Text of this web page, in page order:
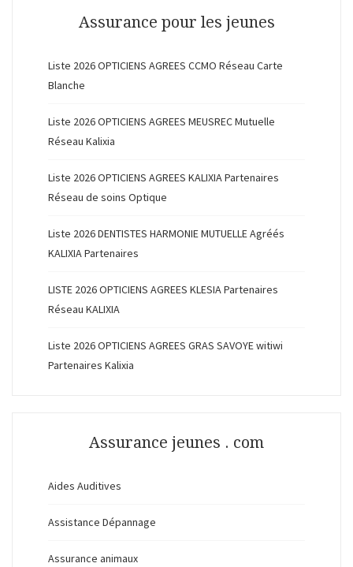
Assurance pour les jeunes
Liste 2026 OPTICIENS AGREES CCMO Réseau Carte
Blanche
Liste 2026 OPTICIENS AGREES MEUSREC Mutuelle
Réseau Kalixia
Liste 2026 OPTICIENS AGREES KALIXIA Partenaires
Réseau de soins Optique
Liste 2026 DENTISTES HARMONIE MUTUELLE Agréés
KALIXIA Partenaires
LISTE 2026 OPTICIENS AGREES KLESIA Partenaires
Réseau KALIXIA
Liste 2026 OPTICIENS AGREES GRAS SAVOYE witiwi
Partenaires Kalixia
Assurance jeunes . com
Aides Auditives
Assistance Dépannage
Assurance animaux